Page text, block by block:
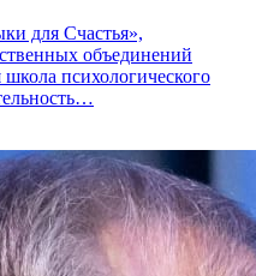
для Счастья»,
объединений
психологического